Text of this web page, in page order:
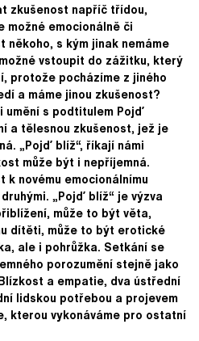
zkušenost napříč třídou,
možné emocionálně či
s kým jinak nemáme
vstoupit do zážitku, který
protože pocházíme z jiného
a máme jinou zkušenost?
umění s podtitulem Pojď
a tělesnou zkušenost, jež je
„Pojď blíž“, říkají námi
může být i nepříjemná.
k novému emocionálnímu
„Pojď blíž“ je výzva
může to být věta,
dítěti, může to být erotické
ale i pohrůžka. Setkání se
porozumění stejně jako
a empatie, dva ústřední
lidskou potřebou a projevem
kterou vykonáváme pro ostatní